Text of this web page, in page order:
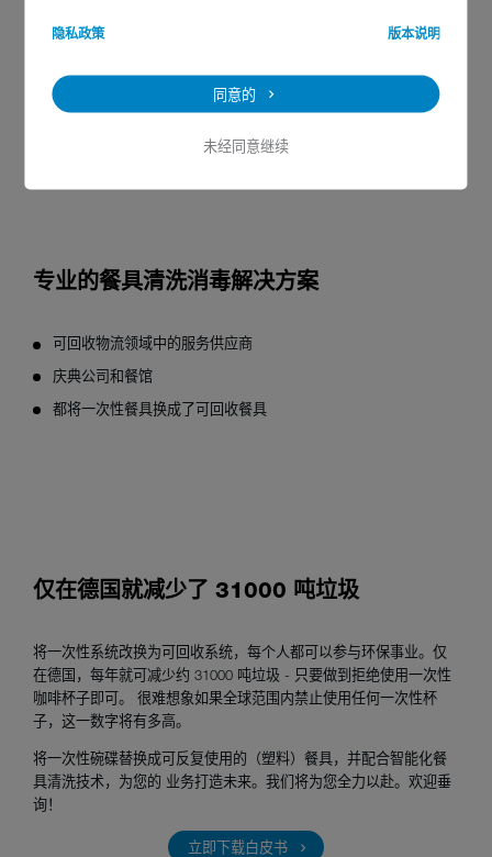
隐私政策 版本说明
同意的
未经同意继续
您正在寻找一次性碗碟的替代品或含三聚氰胺的竹制杯子？那么还
瓷咖啡杯吧 - 配合 MEIKO 的智能化餐具清洗技术，可为您提供可回
收餐具
这种有益于生态环境的可持续性解决方案
，也能为您带来经
专业的餐具清洗消毒解决方案
可回收物流领域中的服务供应商
庆典公司和餐馆
都将一次性餐具换成了可回收餐具
仅在德国就减少了 31000 吨垃圾
将一次性系统改换为可回收系统，每个人都可以参与环保事业。仅
在德国，每年就可减少约 31000 吨垃圾 - 只要做到拒绝使用一次性
咖啡杯子即可。 很难想象如果全球范围内禁止使用任何一次性杯
子，这一数字将有多高。
将一次性碗碟替换成可反复使用的（塑料）餐具，并配合智能化餐
具清洗技术，为您的 业务打造未来。我们将为您全力以赴。欢迎垂
询！
立即下载白皮书